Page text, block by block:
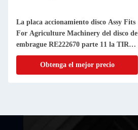
La placa accionamiento disco Assy Fits
For Agriculture Machinery del disco de
embrague RE222670 parte 11 la TIRA
de la pulgada 20
Obtenga el mejor precio